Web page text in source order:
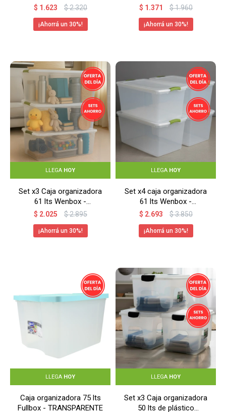
TRANSPARENTE
$ 1.623 $2.320
30
TRANSPARENTE
$ 1.371 $1.960
30
LLEGA HOY
Set x3 Caja organizadora
61 lts Wenbox -
TRANSPARENTE
$ 2.025 $2.895
30
LLEGA HOY
Set x4 caja organizadora
61 lts Wenbox -
TRANSPARENTE
$ 2.693 $3.850
30
LLEGA HOY
Caja organizadora 75 lts
Fullbox - TRANSPARENTE
LLEGA HOY
Set x3 Caja organizadora
50 lts de plástico